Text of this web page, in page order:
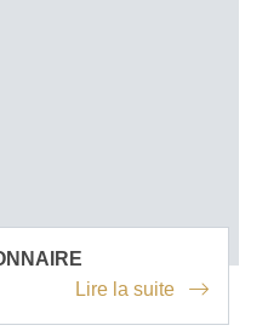
Lire la suite